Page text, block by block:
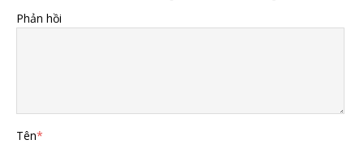
Phản hồi
Tên*